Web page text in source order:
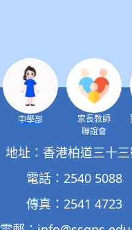
地址：香港柏道三十
電話：2540 5088
傳真：2541 4723
中學部
家長教師
聯誼會